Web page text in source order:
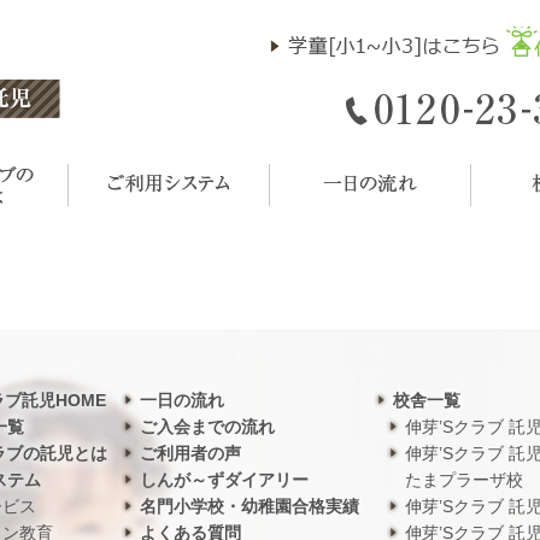
ブ託児HOME
覧
ブの託児とは
テム
ス
教育
一日の流れ
ご入会までの流れ
ご利用者の声
しんが～ずダイアリー
名門小学校・幼稚園合格実績
よくある質問
校舎一覧
伸芽’Sクラブ 託
伸芽’Sクラブ 託
たまプラーザ校
伸芽’Sクラブ 託
伸芽’Sクラブ 託